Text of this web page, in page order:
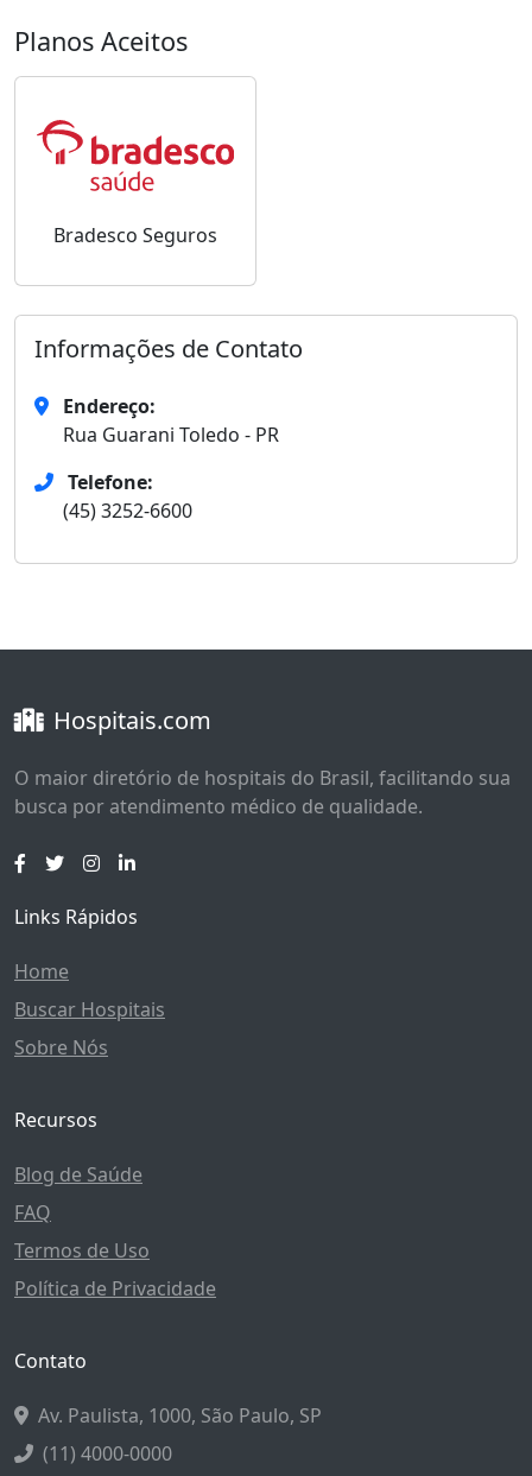
Planos Aceitos
Bradesco Seguros
Informações de Contato
Endereço:
Rua Guarani Toledo - PR
Telefone:
(45) 3252-6600
Hospitais.com
O maior diretório de hospitais do Brasil, facilitando sua
busca por atendimento médico de qualidade.
Links Rápidos
Home
Buscar Hospitais
Sobre Nós
Recursos
Blog de Saúde
FAQ
Termos de Uso
Política de Privacidade
Contato
Av. Paulista, 1000, São Paulo, SP
(11) 4000-0000